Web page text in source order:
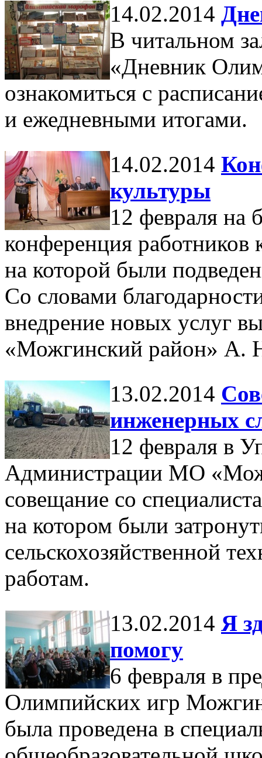
14.02.2014
В читальном
«Дневник
ознакомиться с
и ежедневными итогами.
14.02.2014
культуры
12 февраля на
конференция
на которой были
Со словами
внедрение новых услуг
«Можгинский район» А.
13.02.2014
инженерных
12 февраля в
Администрации МО
совещание со
на котором были
сельскохозяйственной
работам.
13.02.2014 Я
помогу
6 февраля в
Олимпийских игр
была проведена в